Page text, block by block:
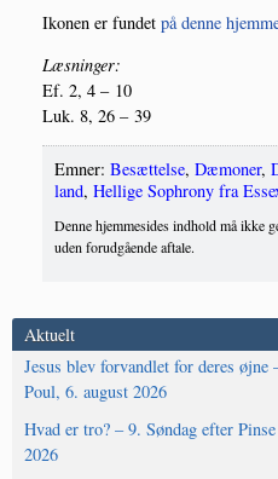
Iko­nen er fun­det på den­ne
Læs­nin­ger:
Ef. 2, 4 – 10
Luk. 8, 26 – 39
Emner: Besættelse, Dæmoner,
land, Hellige Sophrony fra
Denne hjemmesides indhold må ikke
uden forudgående aftale.
Aktuelt
Jesus blev forvandlet for deres
Poul, 6. august 2026
Hvad er tro? – 9. Søndag efter
2026